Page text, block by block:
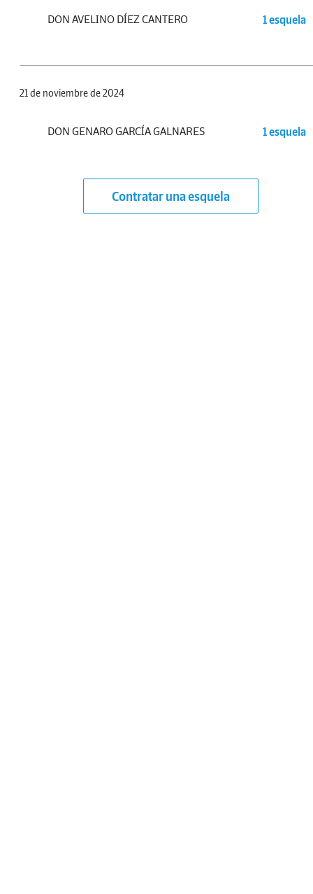
DON AVELINO DÍEZ CANTERO 1 esquela
21 de noviembre de 2024
DON GENARO GARCÍA GALNARES 1 esquela
Contratar una esquela